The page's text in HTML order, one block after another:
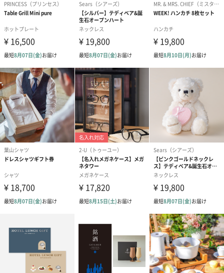
出産祝いギフトへの＋αにおすすめです。新生児〜1歳ごろまでの
赤ちゃん向けのアイテムをご用意しました。
商品と同梱してお届けいたします。
スタイ（ブルー）
（2,310円）
ソックス（ピンク）
（1,650円）
ソックス（ブ
（1,650円）
結婚祝いちょい足しギフト
結婚祝いギフトへの＋αにおすすめです。新生活を彩るギフトオプ
ションをご用意いたしました。
商品と同梱してお届けいたします。